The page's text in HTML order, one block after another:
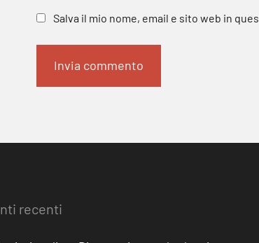
Salva il mio nome, email e sito web in
recenti